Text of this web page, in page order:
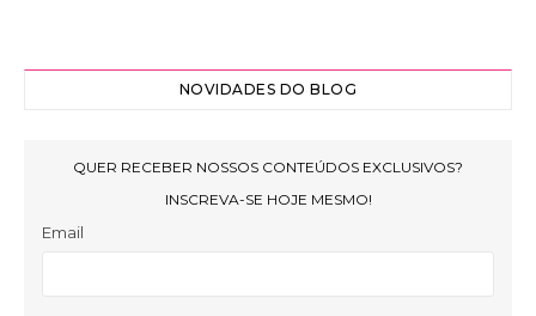
NOVIDADES DO BLOG